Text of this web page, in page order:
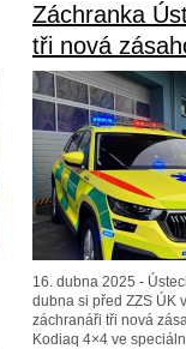
Záchranka
tři nová
16. dubna 2025 -
dubna si před ZZS ÚK
záchranáři tři nová
Kodiaq 4×4 ve